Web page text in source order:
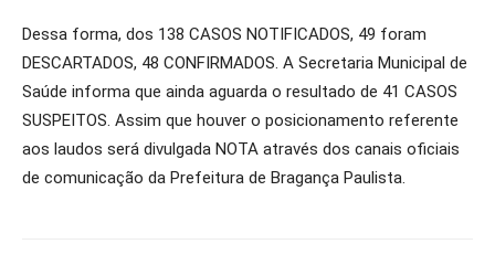
Dessa forma, dos 138 CASOS NOTIFICADOS, 49 foram
DESCARTADOS, 48 CONFIRMADOS. A Secretaria Municipal de
Saúde informa que ainda aguarda o resultado de 41 CASOS
SUSPEITOS. Assim que houver o posicionamento referente
aos laudos será divulgada NOTA através dos canais oficiais
de comunicação da Prefeitura de Bragança Paulista.